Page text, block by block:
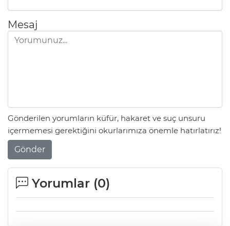
Mesaj
Gönderilen yorumların küfür, hakaret ve suç unsuru
içermemesi gerektiğini okurlarımıza önemle hatırlatırız!
Gönder
Yorumlar (0)